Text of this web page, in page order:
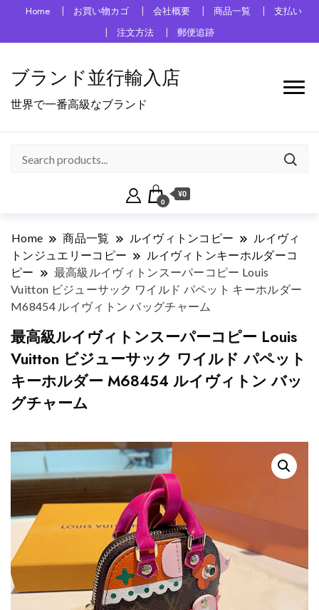
Home お買い物カゴ 会社概要 商品一覧
支払い
注文方法
郵便追跡
ブランド並行輸入店
世界で一番高級なブランド
0
¥0
Home 商品一覧 ルイヴィトンコピー
ルイヴィ
トンジュエリーコピー
ルイヴィトンキーホルダーコ
ピー
最高級ルイヴィトンスーパーコピー Louis
Vuitton ビジューサック ワイルド パペット キーホルダー
M68454 ルイヴィトン バッグチャーム
最高級ルイヴィトンスーパーコピー Louis
Vuitton ビジューサック ワイルド パペット
キーホルダー M68454 ルイヴィトン バッ
グチャーム